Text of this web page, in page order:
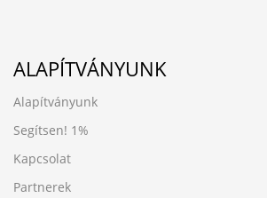
ALAPÍTVÁNYUNK
Alapítványunk
Segítsen! 1%
Kapcsolat
Partnerek